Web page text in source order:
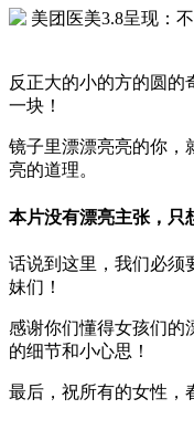
反正大的小的方的圆
一块！
镜子里漂漂亮亮的你，
亮的道理。
本片没有漂亮主张，只
话说到这里，我们必须
妹们！
感谢你们懂得女孩们的
的细节和小心思！
最后，祝所有的女性，